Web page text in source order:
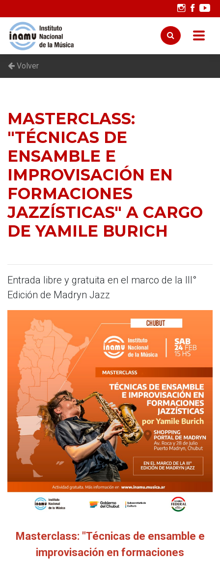
Volver
MASTERCLASS:
"TÉCNICAS DE
ENSAMBLE E
IMPROVISACIÓN EN
FORMACIONES
JAZZÍSTICAS" A CARGO
DE YAMILE BURICH
Entrada libre y gratuita en el marco de la III°
Edición de Madryn Jazz
Masterclass: "Técnicas de ensamble e
improvisación en formaciones